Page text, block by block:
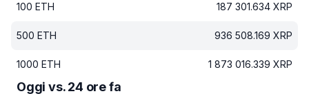
100 ETH 187 301.634 XRP
500 ETH 936 508.169 XRP
1000 ETH 1 873 016.339 XRP
Oggi vs. 24 ore fa